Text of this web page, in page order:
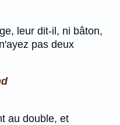
leur dit-il, ni bâton,
pas deux
au double, et